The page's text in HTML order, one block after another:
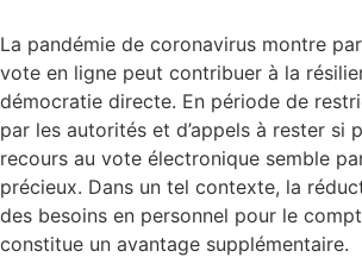
La pandémie de coronavirus montre
vote en ligne peut contribuer à la
démocratie directe. En période de
par les autorités et d’appels à rester si
recours au vote électronique semble
précieux. Dans un tel contexte, la
des besoins en personnel pour le
constitue un avantage supplémentaire.